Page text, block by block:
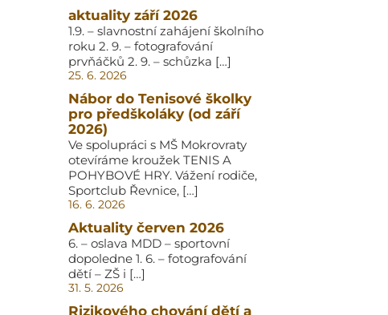
aktuality září 2026
1.9. – slavnostní zahájení školního
roku 2. 9. – fotografování
prvňáčků 2. 9. – schůzka […]
25. 6. 2026
Nábor do Tenisové školky
pro předškoláky (od září
2026)
Ve spolupráci s MŠ Mokrovraty
otevíráme kroužek TENIS A
POHYBOVÉ HRY. Vážení rodiče,
Sportclub Řevnice, […]
16. 6. 2026
Aktuality červen 2026
6. – oslava MDD – sportovní
dopoledne 1. 6. – fotografování
dětí – ZŠ i […]
31. 5. 2026
Rizikového chování dětí a